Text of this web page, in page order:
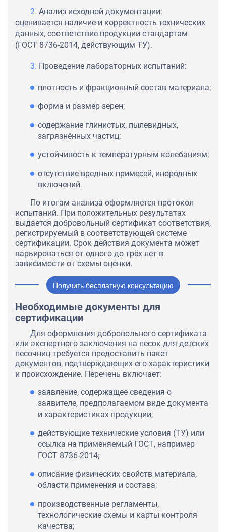
Анализ исходной документации:
оценивается наличие и корректность технических
данных, соответствие продукции стандартам
(ГОСТ 8736-2014, действующим ТУ).
Проведение лабораторных испытаний:
плотность и фракционный состав материала;
форма и размер зерен;
содержание глинистых, пылевидных,
загрязнённых частиц;
устойчивость к температурным колебаниям;
отсутствие вредных примесей, инородных
включений.
По итогам анализа оформляется протокол
испытаний. При положительных результатах
выдается добровольный сертификат соответствия,
регистрируемый в соответствующей системе
сертификации. Срок действия документа может
варьироваться от одного до трёх лет в
зависимости от схемы оценки.
Получить бесплатную консультацию
Необходимые документы для
сертификации
Для оформления добровольного сертификата
или экспертного заключения на песок для детских
песочниц требуется предоставить пакет
документов, подтверждающих его характеристики
и происхождение. Перечень включает:
заявление, содержащее сведения о
заявителе, предполагаемом виде документа
и характеристиках продукции;
действующие технические условия (ТУ) или
ссылка на применяемый ГОСТ, например
ГОСТ 8736-2014;
описание физических свойств материала,
области применения и состава;
производственные регламенты,
технологические схемы и карты контроля
качества;